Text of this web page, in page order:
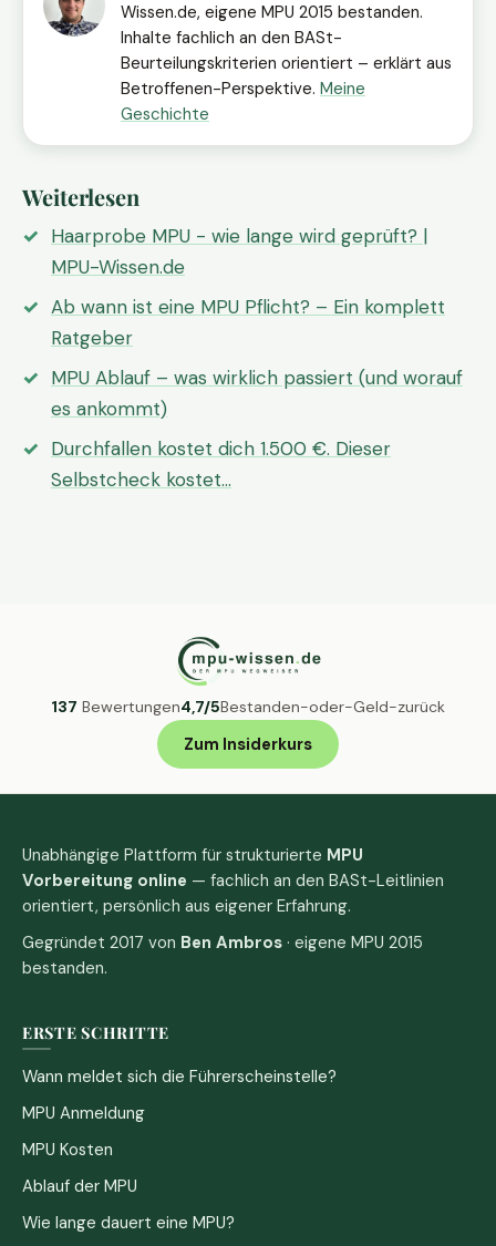
Wissen.de, eigene MPU 2015 bestanden.
Inhalte fachlich an den BASt-
Beurteilungskriterien orientiert – erklärt aus
Betroffenen-Perspektive. Meine
Geschichte
Weiterlesen
Haarprobe MPU - wie lange wird geprüft? |
MPU-Wissen.de
Ab wann ist eine MPU Pflicht? – Ein komplett
Ratgeber
MPU Ablauf – was wirklich passiert (und worauf
es ankommt)
Durchfallen kostet dich 1.500 €. Dieser
Selbstcheck kostet…
137 Bewertungen4,7/5Bestanden-oder-Geld-zurück
Zum Insiderkurs
Unabhängige Plattform für strukturierte MPU
Vorbereitung online — fachlich an den BASt-Leitlinien
orientiert, persönlich aus eigener Erfahrung.
Gegründet 2017 von Ben Ambros · eigene MPU 2015
bestanden.
ERSTE SCHRITTE
Wann meldet sich die Führerscheinstelle?
MPU Anmeldung
MPU Kosten
Ablauf der MPU
Wie lange dauert eine MPU?